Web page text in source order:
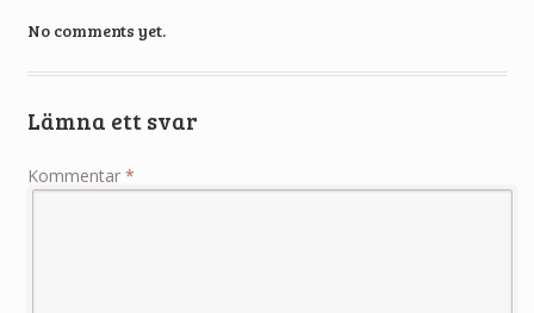
No comments yet.
Lämna ett svar
Kommentar *